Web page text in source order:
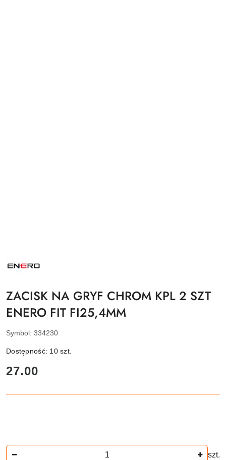
PRODUCENTA:
ZACISK NA GRYF CHROM KPL 2 SZT
ENERO FIT FI25,4MM
Symbol: 334230
Dostępność: 10szt.
cena:
27.00
szt.